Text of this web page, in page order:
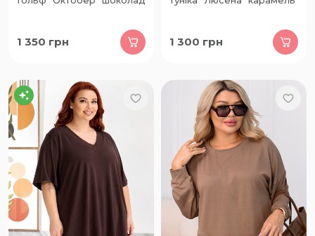
1 350 грн 1 300 грн